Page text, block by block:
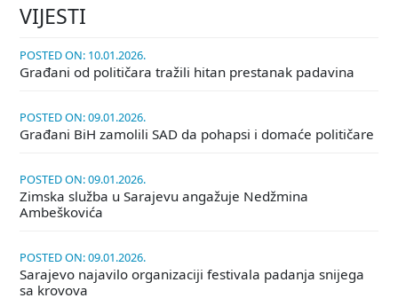
VIJESTI
POSTED ON: 10.01.2026.
Građani od političara tražili hitan prestanak padavina
POSTED ON: 09.01.2026.
Građani BiH zamolili SAD da pohapsi i domaće političare
POSTED ON: 09.01.2026.
Zimska služba u Sarajevu angažuje Nedžmina
Ambeškovića
POSTED ON: 09.01.2026.
Sarajevo najavilo organizaciji festivala padanja snijega
sa krovova